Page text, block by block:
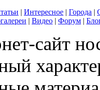
| Интересное | Города |
| Видео | Форум |
сайт